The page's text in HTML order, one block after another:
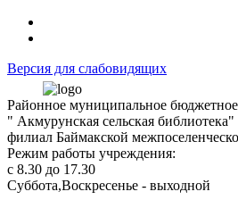
Версия для слабовидящих
Районное муниципальное
" Акмурунская сельская библиотека"
филиал Баймакской
Режим работы учреждения:
с 8.30 до 17.30
Суббота,Воскресенье - выходной